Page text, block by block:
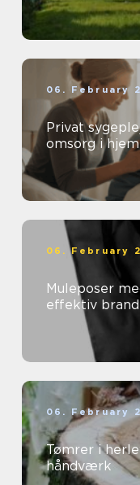
06. February
Privat
omsorg i
06. February
Muleposer
effektiv
06. February
Tømrer i herlev kvalitet, funktion og
håndværk